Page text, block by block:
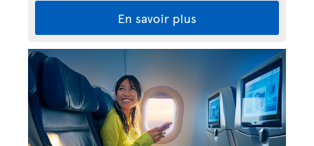
En savoir plus